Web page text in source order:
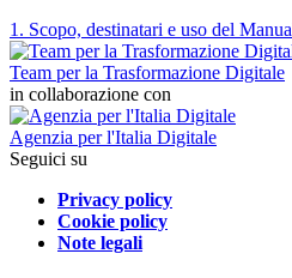
1. Scopo, destinatari e uso del
Team per la Trasformazione Digitale
in collaborazione con
Agenzia per l'Italia Digitale
Seguici su
Privacy policy
Cookie policy
Note legali